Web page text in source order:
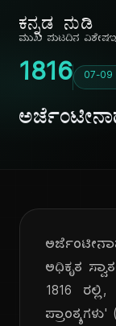
ಕನ್ನಡ ನುಡಿ
ಮುಖ ಪುಟದಿನ ವಿಶೇಷ
1816 07-09
ಅಧಿಕೃತ
1816